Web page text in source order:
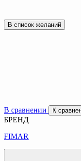
В список желаний
В сравнении К
БРЕНД
FIMAR